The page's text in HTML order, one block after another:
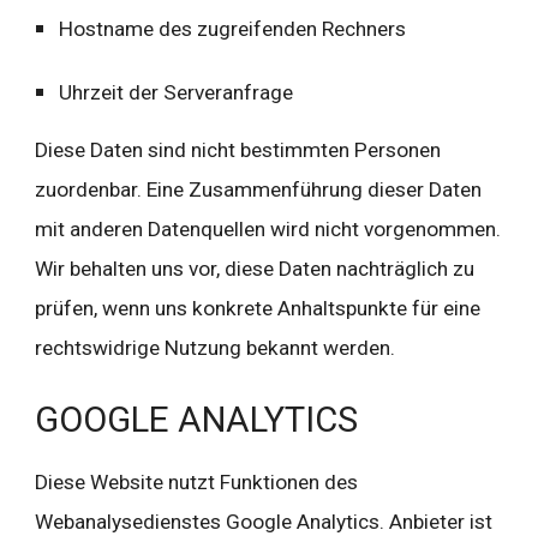
Hostname des zugreifenden Rechners
Uhrzeit der Serveranfrage
Diese Daten sind nicht bestimmten Personen
zuordenbar. Eine Zusammenführung dieser Daten
mit anderen Datenquellen wird nicht vorgenommen.
Wir behalten uns vor, diese Daten nachträglich zu
prüfen, wenn uns konkrete Anhaltspunkte für eine
rechtswidrige Nutzung bekannt werden.
GOOGLE ANALYTICS
Diese Website nutzt Funktionen des
Webanalysedienstes Google Analytics. Anbieter ist